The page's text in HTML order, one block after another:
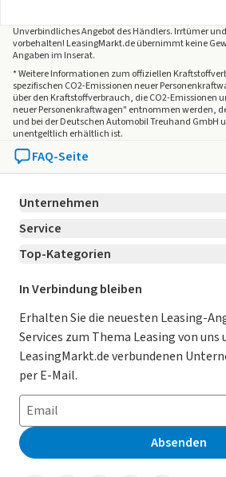
Unverbindliches Angebot desHändlers. Irrtümer
vorbehalten! LeasingMarkt.de übernimmt keine
Angaben im Inserat.
* Weitere Informationen zum offiziellen
spezifischen CO2-Emissionen neuer
über den Kraftstoffverbrauch, die CO2-Emissionen
neuer Personenkraftwagen" entnommen werden,
und bei der Deutschen Automobil Treuhand GmbH
unentgeltlich erhältlich ist.
FAQ-Seite
Unternehmen
Über LeasingMarkt.de
Karriere Jetzt bewerben!
Für Händler
Kooperation mit AutoScout24
AGB
Datenschutz
Impressum
Erklärung zur Barrierefreiheit
Presse
Service
Kontakt
Ratgeber
Magazin
Datenschutz-Einstellungen
So funktioniert’s
Häufig gestellte Fragen
Leasing-Lexikon
Auto-Tests
Top-Kategorien
Leasing Deals
Gebrauchtwagen Leasing
Leasing ohne Anzahlung
E-Auto Leasing
Privatleasing
Leasing-Vergleiche
Herstellerverzeichnis
In Verbindung bleiben
Erhalten Sie die neuesten Leasing-
Services zum Thema Leasing von uns
LeasingMarkt.de verbundenen
per E-Mail.
Absenden